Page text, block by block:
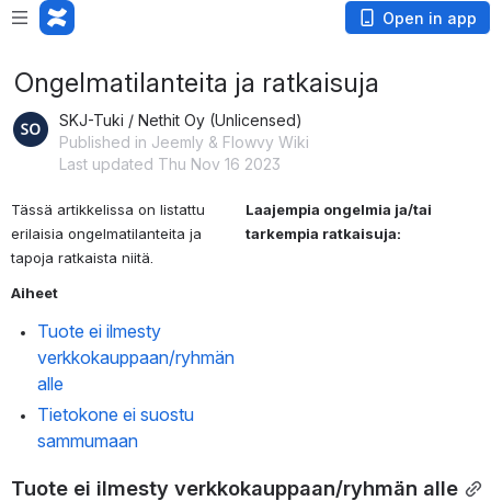
Open in app
Ongelmatilanteita ja ratkaisuja
SKJ-Tuki / Nethit Oy (Unlicensed)
Published in Jeemly & Flowvy Wiki
Last updated Thu Nov 16 2023
Tässä artikkelissa on listattu
erilaisia ongelmatilanteita ja
tapoja ratkaista niitä.
Aiheet
Tuote ei ilmesty
verkkokauppaan/ryhmän
alle
Tietokone ei suostu
sammumaan
Laajempia ongelmia ja/tai
tarkempia ratkaisuja:
Tuote ei ilmesty verkkokauppaan/ryhmän alle